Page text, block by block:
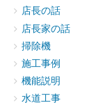
店長の話
店長家の話
掃除機
施工事例
機能説明
水道工事